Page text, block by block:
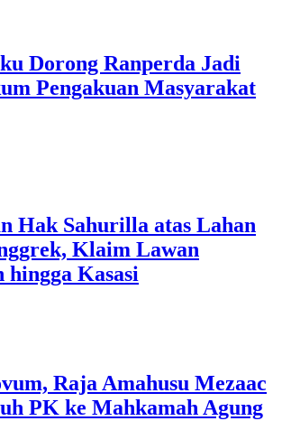
Dorong Ranperda Jadi
Pengakuan Masyarakat
Hak Sahurilla atas Lahan
Klaim Lawan
hingga Kasasi
Raja Amahusu Mezaac
PK ke Mahkamah Agung